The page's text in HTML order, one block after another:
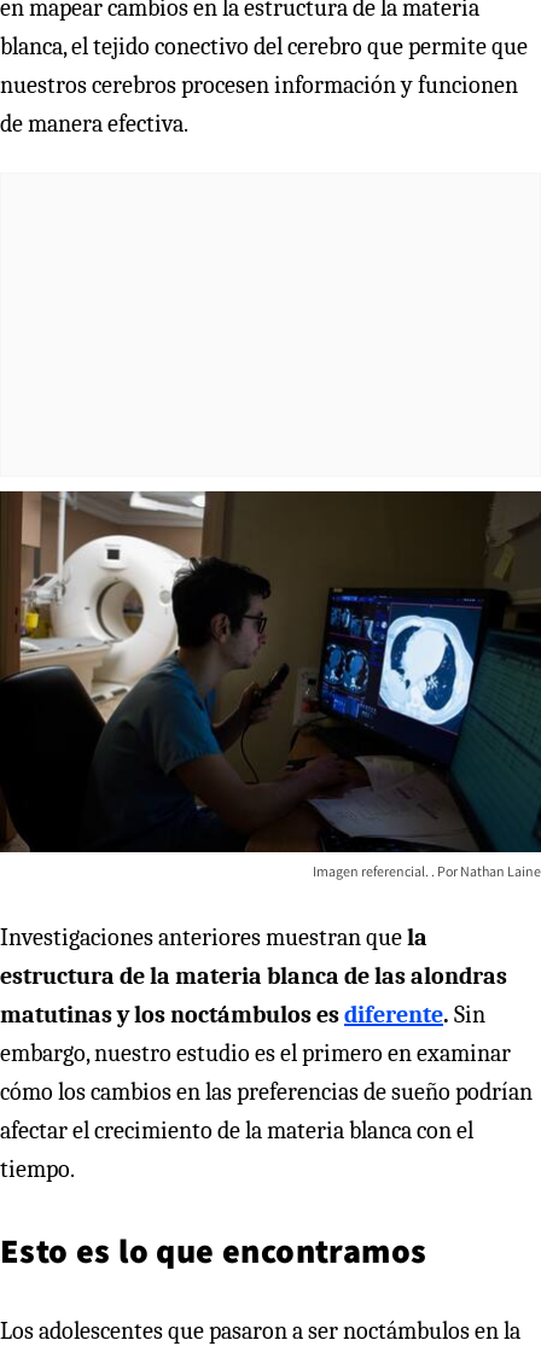
en mapear cambios en la estructura de la materia
blanca, el tejido conectivo del cerebro que permite que
nuestros cerebros procesen información y funcionen
de manera efectiva.
Imagen referencial. Nathan Laine
Investigaciones anteriores muestran quela
estructura de la materia blanca de las alondras
matutinas y los noctámbulos esdiferente. Sin
embargo, nuestro estudio es el primero en examinar
cómo los cambios en las preferencias de sueño podrían
afectar el crecimiento de la materia blanca con el
tiempo.
Esto es lo que encontramos
Los adolescentes que pasaron a ser noctámbulos en la